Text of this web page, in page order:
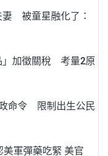
妻 被童星融化了：
」加徵關稅 考量2原
命令 限制出生公民
軍彈藥吃緊 美官